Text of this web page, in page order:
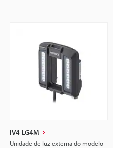
IV4-LG4M
Unidade de luz externa do modelo